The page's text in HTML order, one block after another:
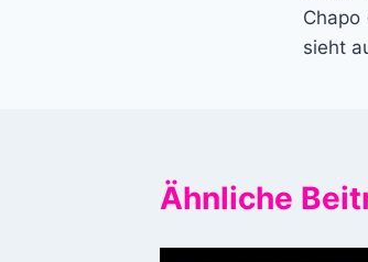
Chapo
sieht
Ähnliche